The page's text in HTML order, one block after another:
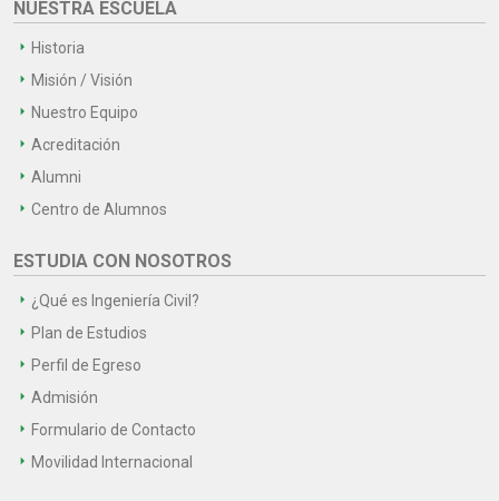
NUESTRA ESCUELA
Historia
Misión / Visión
Nuestro Equipo
Acreditación
Alumni
Centro de Alumnos
ESTUDIA CON NOSOTROS
¿Qué es Ingeniería Civil?
Plan de Estudios
Perfil de Egreso
Admisión
Formulario de Contacto
Movilidad Internacional